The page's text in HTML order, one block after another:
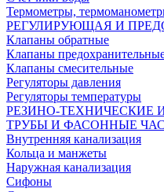
Термометры,
РЕГУЛИРУЮЩАЯ И
Клапаны обратные
Клапаны
Клапаны смесительные
Регуляторы давления
Регуляторы температуры
РЕЗИНО-ТЕХНИЧЕСКИЕ
ТРУБЫ И ФАСОННЫЕ
Внутренняя канализация
Кольца и манжеты
Наружная канализация
Сифоны